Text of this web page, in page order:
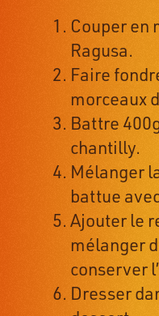
Couper en
Ragusa.
Faire
morceaux
Battre
chantilly.
Mélanger
battue
Ajouter le
mélanger
conserver
Dresser